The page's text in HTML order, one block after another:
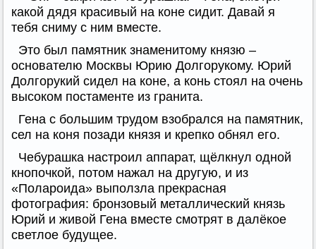
какой дядя красивый на коне сидит. Давай я
тебя сниму с ним вместе.
Это был памятник знаменитому князю –
основателю Москвы Юрию Долгорукому. Юрий
Долгорукий сидел на коне, а конь стоял на очень
высоком постаменте из гранита.
Гена с большим трудом взобрался на памятник,
сел на коня позади князя и крепко обнял его.
Чебурашка настроил аппарат, щёлкнул одной
кнопочкой, потом нажал на другую, и из
«Полароида» выползла прекрасная
фотография: бронзовый металлический князь
Юрий и живой Гена вместе смотрят в далёкое
светлое будущее.